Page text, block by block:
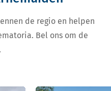
de regio en helpen
Bel ons om de